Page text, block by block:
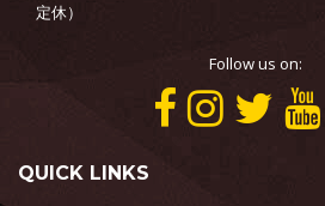
定休）
Follow us on:
QUICK LINKS